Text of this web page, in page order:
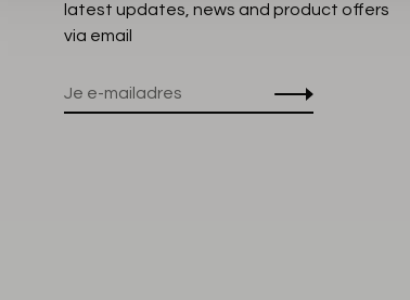
latest updates, news and product offers
via email